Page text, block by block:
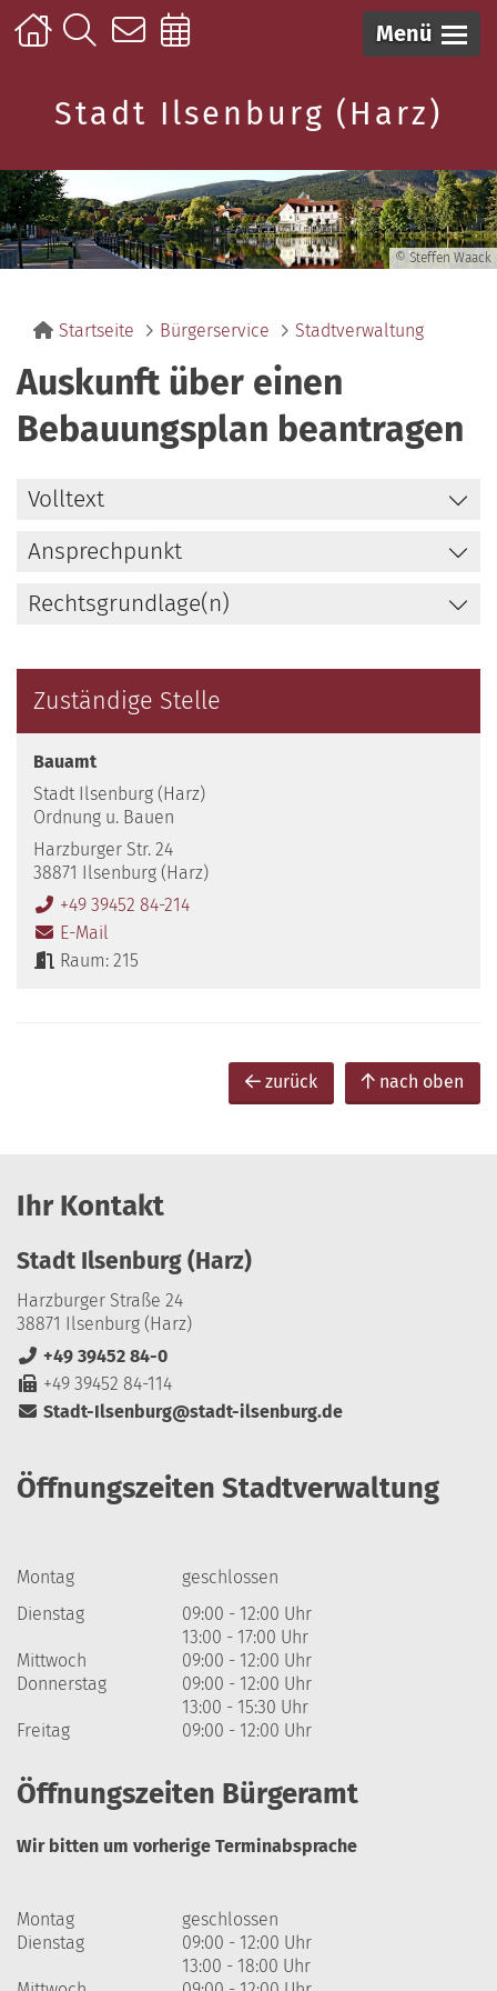
Menü
Stadt Ilsenburg (Harz)
© Steffen Waack
Startseite Bürgerservice Stadtverwaltung
Auskunft über einen
Bebauungsplan beantragen
Volltext
Ansprechpunkt
Rechtsgrundlage(n)
Zuständige Stelle
Bauamt
Stadt Ilsenburg (Harz)
Ordnung u. Bauen
Harzburger Str. 24
38871 Ilsenburg (Harz)
+49 39452 84-214
E-Mail
Raum: 215
zurück nach oben
Ihr Kontakt
Stadt Ilsenburg (Harz)
Harzburger Straße 24
38871 Ilsenburg (Harz)
+49 39452 84-0
+49 39452 84-114
Stadt-Ilsenburg@stadt-ilsenburg.de
Öffnungszeiten Stadtverwaltung
Montag
geschlossen
Dienstag
09:00 - 12:00 Uhr
13:00 - 17:00 Uhr
Mittwoch
09:00 - 12:00 Uhr
Donnerstag
09:00 - 12:00 Uhr
13:00 - 15:30 Uhr
Freitag
09:00 - 12:00 Uhr
Öffnungszeiten Bürgeramt
Wir bitten um vorherige Terminabsprache
Montag
geschlossen
Dienstag
09:00 - 12:00 Uhr
13:00 - 18:00 Uhr